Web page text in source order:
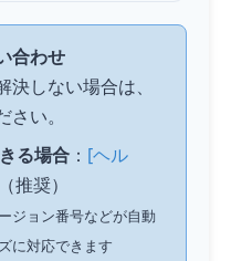
合わせ
しない場合は、
い。
る場合 ： [ヘル
（推奨）
ジョン番号などが自動
に対応できます